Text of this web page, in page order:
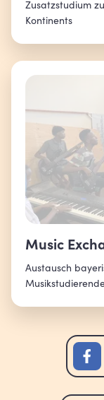
Zusatzstudium
Kontinents
Music
Austausch